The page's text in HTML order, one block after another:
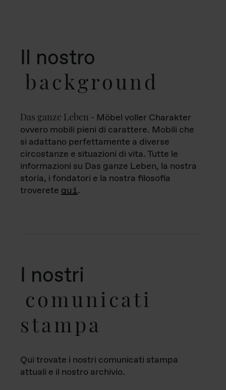
Il nostro
background
Das ganze Leben - Möbel voller Charakter
ovvero mobili pieni di carattere. Mobili che
si adattano perfettamente a diverse
circostanze e situazioni di vita. Tutte le
informazioni su Das ganze Leben, la nostra
storia, i fondatori e la nostra filosofia
troverete qui.
I nostri
comunicati
stampa
Qui trovate i nostri comunicati stampa
attuali e il nostro archivio.